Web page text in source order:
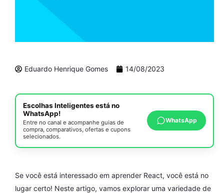
Eduardo Henrique Gomes 14/08/2023
Escolhas Inteligentes está no
WhatsApp!
Entre no canal e acompanhe guias de
compra, comparativos, ofertas e cupons
selecionados.
WhatsApp
Se você está interessado em aprender React, você está no
lugar certo! Neste artigo, vamos explorar uma variedade de